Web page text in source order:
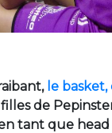
le basket,
de
tant que head